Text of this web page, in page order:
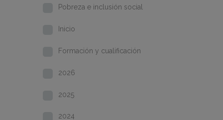
Pobreza e inclusión social
Inicio
Formación y cualificación
2026
2025
2024